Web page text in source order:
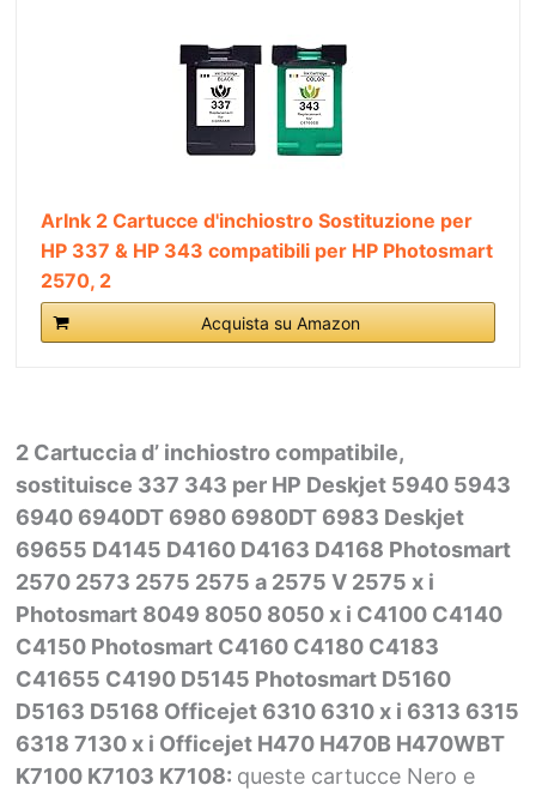
ArInk 2 Cartucce d'inchiostro Sostituzione per
HP 337 & HP 343 compatibili per HP Photosmart
2570, 2
Acquista su Amazon
2 Cartuccia d’ inchiostro compatibile,
sostituisce 337 343 per HP Deskjet 5940 5943
6940 6940DT 6980 6980DT 6983 Deskjet
69655 D4145 D4160 D4163 D4168 Photosmart
2570 2573 2575 2575 a 2575 V 2575 x i
Photosmart 8049 8050 8050 x i C4100 C4140
C4150 Photosmart C4160 C4180 C4183
C41655 C4190 D5145 Photosmart D5160
D5163 D5168 Officejet 6310 6310 x i 6313 6315
6318 7130 x i Officejet H470 H470B H470WBT
K7100 K7103 K7108: queste cartucce Nero e